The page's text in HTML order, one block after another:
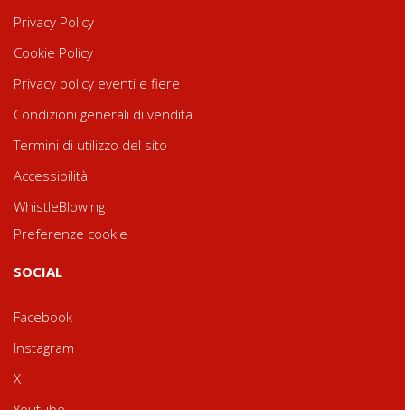
Privacy Policy
Cookie Policy
Privacy policy eventi e fiere
Condizioni generali di vendita
Termini di utilizzo del sito
Accessibilità
WhistleBlowing
Preferenze cookie
SOCIAL
Facebook
Instagram
X